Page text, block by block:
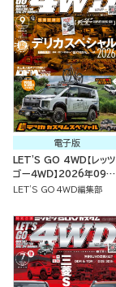
電子版
LET'S GO 4WD【レッツ
ゴー４ＷＤ】2026年09月
号LET'S GO 4WD編集部